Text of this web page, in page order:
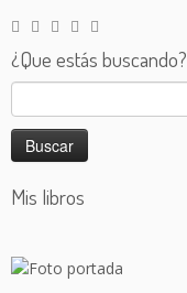
¿Que estás buscando?
Mis libros